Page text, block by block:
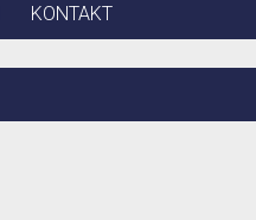
KONTAKT